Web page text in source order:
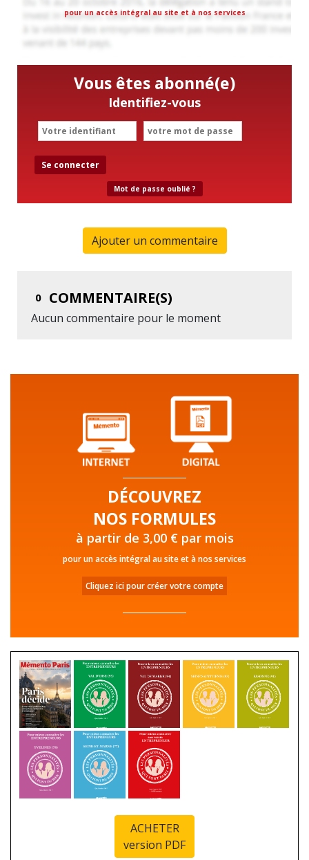
pour un accès intégral au site et à nos services
Vous êtes abonné(e)
Identifiez-vous
Se connecter
Mot de passe oublié ?
Ajouter un commentaire
0 COMMENTAIRE(S)
Aucun commentaire pour le moment
DÉCOUVREZ
NOS FORMULES
à partir de 3,00 € par mois
pour un accès intégral au site et à nos services
Cliquez ici pour créer votre compte
ACHETER
version PDF